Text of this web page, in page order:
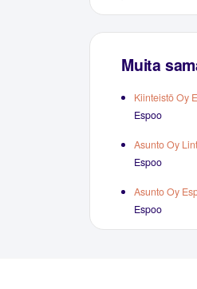
Muita
Kiinteistö Oy
Espoo
Asunto Oy
Espoo
Asunto Oy
Espoo